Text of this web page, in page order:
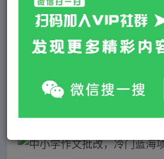
5
黄金会员 免费